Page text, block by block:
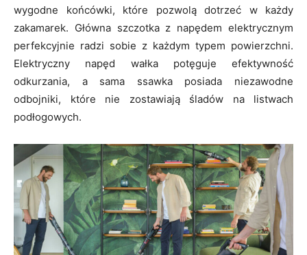
wygodne końcówki, które pozwolą dotrzeć w każdy
zakamarek. Główna szczotka z napędem elektrycznym
perfekcyjnie radzi sobie z każdym typem powierzchni.
Elektryczny napęd wałka potęguje efektywność
odkurzania, a sama ssawka posiada niezawodne
odbojniki, które nie zostawiają śladów na listwach
podłogowych.